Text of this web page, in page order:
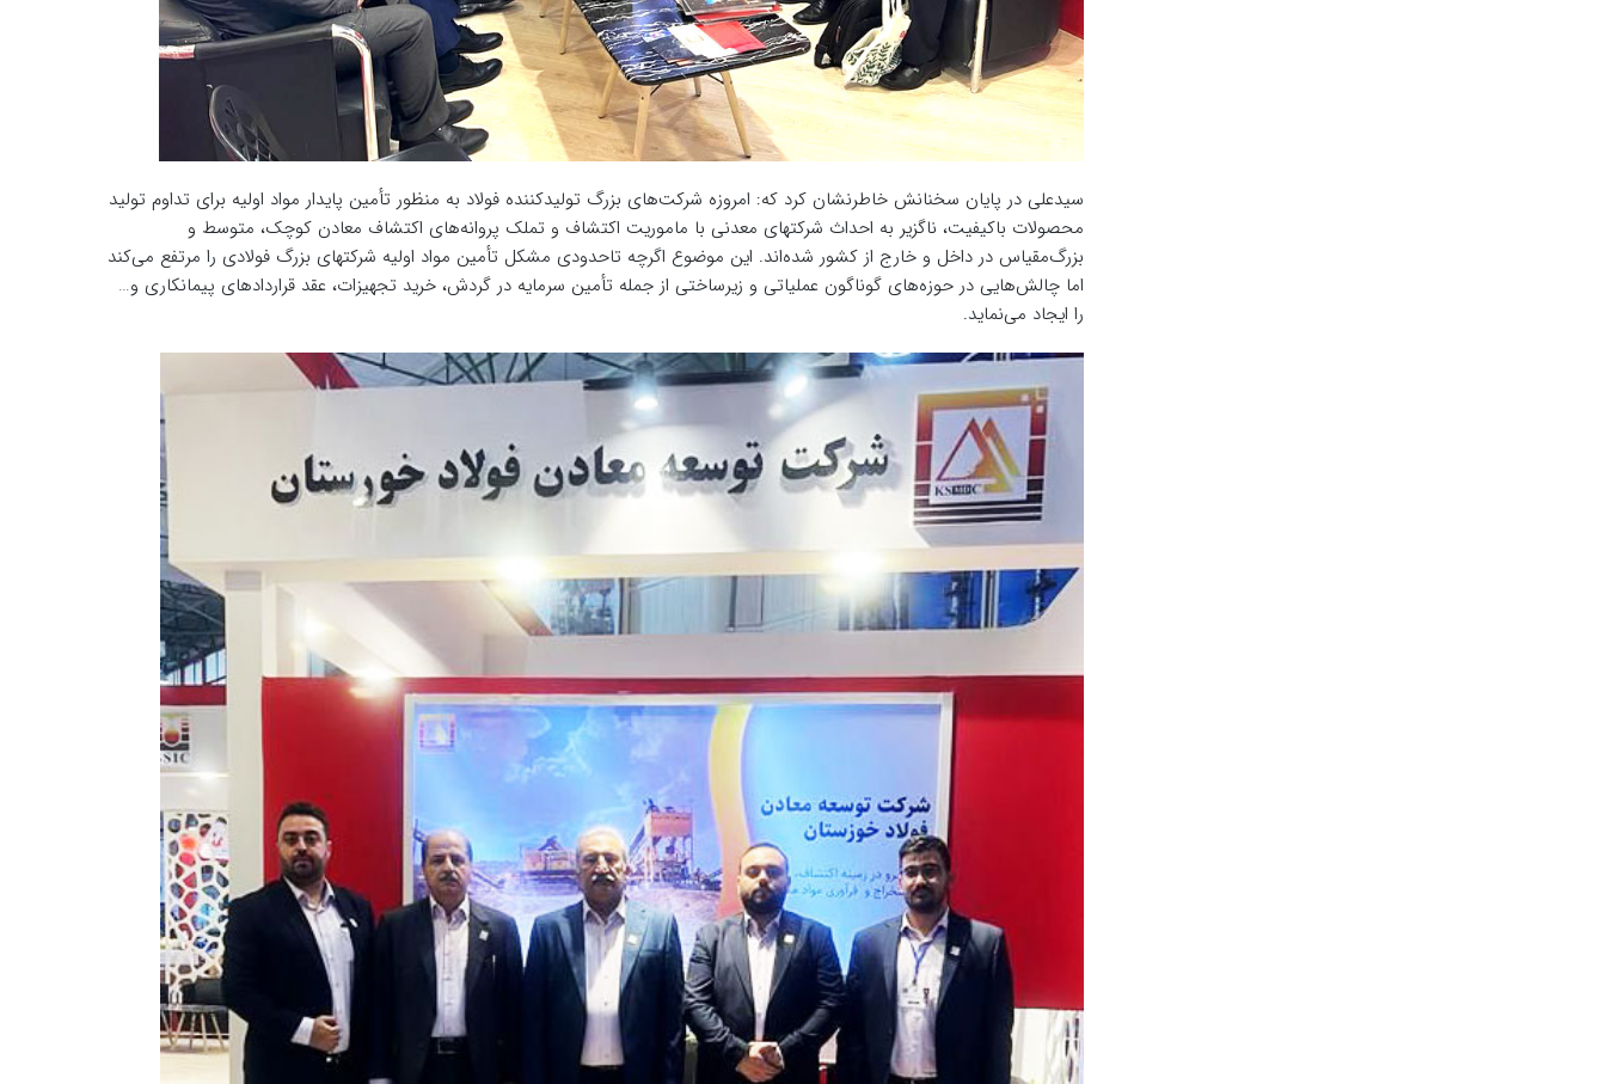
سیدعلی در پایان سخنانش خاطرنشان کرد که: امروزه شرکت‌های بزرگ تولیدکننده فولاد به منظور تأمین پایدار مواد اولیه برای تداوم تولید
محصولات باکیفیت، ناگزیر به احداث شرکتهای معدنی با ماموریت اکتشاف و تملک پروانه‌های اکتشاف معادن کوچک، متوسط و
بزرگ‌مقیاس در داخل و خارج از کشور شده‌اند. این موضوع اگرچه تاحدودی مشکل تأمین مواد اولیه شرکتهای بزرگ فولادی را مرتفع می‌کند
اما چالش‌هایی در حوزه‌های گوناگون عملیاتی و زیرساختی از جمله تأمین سرمایه در گردش، خرید تجهیزات، عقد قراردادهای پیمانکاری و…
را ایجاد می‌نماید.